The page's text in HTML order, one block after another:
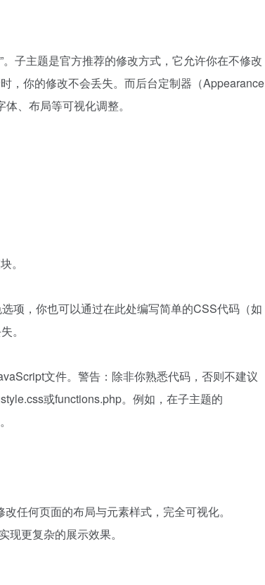
子主题是官方推荐的修改方式，它允许你在不修改
，你的修改不会丢失。而后台定制器（Appearance
、布局等可视化调整。
。
项，你也可以通过在此处编写简单的CSS代码（如
。
文件。警告：除非你熟悉代码，否则不建议
或functions.php。例如，在子主题的
任何页面的布局与元素样式，完全可视化。
更复杂的展示效果。